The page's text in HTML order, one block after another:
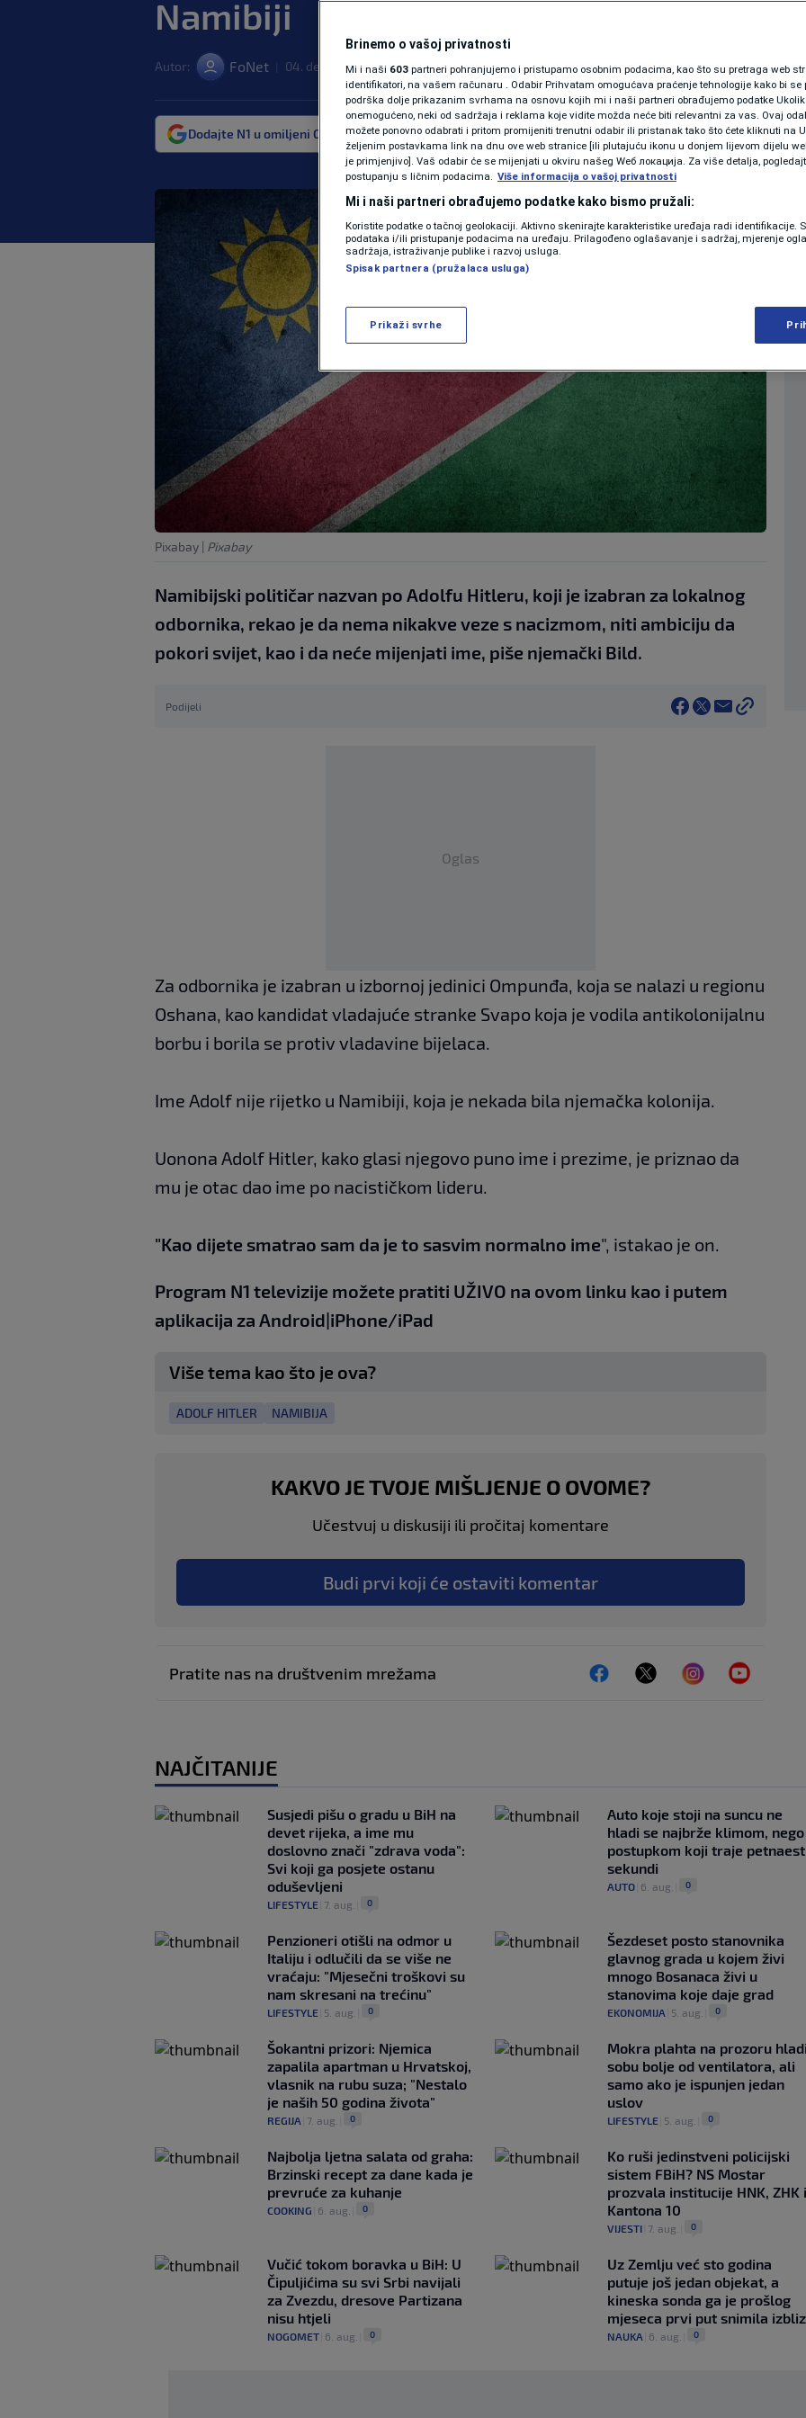
SHOWBIZ
PODCAST
N1 SPECIJAL
FENOMENI
NEISTRAŽENO
VIRALNO
VIDEO
Namibiji
Autor: FoNet 04. dec. 2020. 00:34 > 04. dec. 2020. 11:45 | SVIJET | 0 komentara
Dodajte N1 u omiljeni Google izvor Više
Pixabay | Pixabay
Namibijski političar nazvan po Adolfu Hitleru, koji je izabran za lokalnog
odbornika, rekao je da nema nikakve veze s nacizmom, niti ambiciju da
pokori svijet, kao i da neće mijenjati ime, piše njemački Bild.
Podijeli
Oglas
Za odbornika je izabran u izbornoj jedinici Ompunđa, koja se nalazi u regionu
Oshana, kao kandidat vladajuće stranke Svapo koja je vodila antikolonijalnu
borbu i borila se protiv vladavine bijelaca.
Ime Adolf nije rijetko u Namibiji, koja je nekada bila njemačka kolonija.
Uonona Adolf Hitler, kako glasi njegovo puno ime i prezime, je priznao da
mu je otac dao ime po nacističkom lideru.
"Kao dijete smatrao sam da je to sasvim normalno ime", istakao je on.
Program N1 televizije možete pratiti UŽIVO na ovom linku kao i putem
aplikacija za Android|iPhone/iPad
Više tema kao što je ova?
ADOLF HITLER NAMIBIJA
KAKVO JE TVOJE MIŠLJENJE O OVOME?
Učestvuj u diskusiji ili pročitaj komentare
Budi prvi koji će ostaviti komentar
Pratite nas na društvenim mrežama
NAJČITANIJE
Susjedi pišu o gradu u BiH na
devet rijeka, a ime mu
doslovno znači "zdrava voda":
Svi koji ga posjete ostanu
oduševljeni
LIFESTYLE 7. aug. 0
Auto koje stoji na suncu ne
hladi se najbrže klimom, nego
postupkom koji traje petnaest
sekundi
AUTO| 6. aug. 0
Penzioneri otišli na odmor u
Italiju i odlučili da se više ne
vraćaju: "Mjesečni troškovi su
nam skresani na trećinu"
LIFESTYLE 5. aug. 0
Šezdeset posto stanovnika
glavnog grada u kojem živi
mnogo Bosanaca živi u
stanovima koje daje grad
EKONOMIJA 5. aug. 0
Šokantni prizori: Njemica
zapalila apartman u Hrvatskoj,
vlasnik na rubu suza; "Nestalo
je naših 50 godina života"
REGIJA 7. aug. 0
Mokra plahta na prozoru hladi
sobu bolje od ventilatora, ali
samo ako je ispunjen jedan
uslov
LIFESTYLE| 5. aug. 0
Najbolja ljetna salata od graha:
Brzinski recept za dane kada je
prevruće za kuhanje
COOKING 6. aug. 0
Ko ruši jedinstveni policijski
sistem FBiH? NS Mostar
prozvala institucije HNK, ZHK i
Kantona 10
VIJESTI| 7. aug. 0
Vučić tokom boravka u BiH: U
Čipuljićima su svi Srbi navijali
za Zvezdu, dresove Partizana
nisu htjeli
NOGOMET 6. aug. 0
Uz Zemlju već sto godina
putuje još jedan objekat, a
kineska sonda ga je prošlog
mjeseca prvi put snimila
NAUKA 6. aug. 0
Brinemo o vašoj privatnosti
Mi i naši 603 partneri pohranjujemo i pristupamo osobnim podacima, kao što su pretraga web
identifikatori, na vašem računaru . Odabir Prihvatam omogućava praćenje tehnologije kako bi se
podrška dolje prikazanim svrhama na osnovu kojih mi i naši partneri obrađujemo podatke
onemogućeno, neki od sadržaja i reklama koje vidite možda neće biti relevantni za vas. Ovaj
možete ponovno odabrati i pritom promijeniti trenutni odabir ili pristanak tako što ćete kliknuti na
željenim postavkama link na dnu ove web stranice [ili plutajuću ikonu u donjem lijevom dijelu
je primjenjivo]. Vaš odabir će se mijenjati u okviru našeg Wеб локација. Za više detalja,
postupanju s ličnim podacima. Više informacija o vašoj privatnosti
Mi i naši partneri obrađujemo podatke kako bismo pružali:
Koristite podatke o tačnoj geolokaciji. Aktivno skenirajte karakteristike uređaja radi identifikacije.
podataka i/ili pristupanje podacima na uređaju. Prilagođeno oglašavanje i sadržaj, mjerenje
sadržaja, istraživanje publike i razvoj usluga.
Spisak partnera (pružalaca usluga)
Prikaži svrhe